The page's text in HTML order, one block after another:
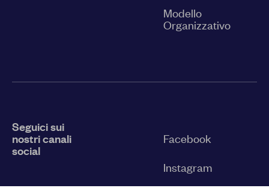
Modello
Organizzativo
Seguici sui
nostri canali
social
Facebook
Instagram